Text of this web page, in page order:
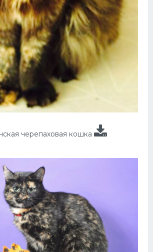
черепаховая кошка